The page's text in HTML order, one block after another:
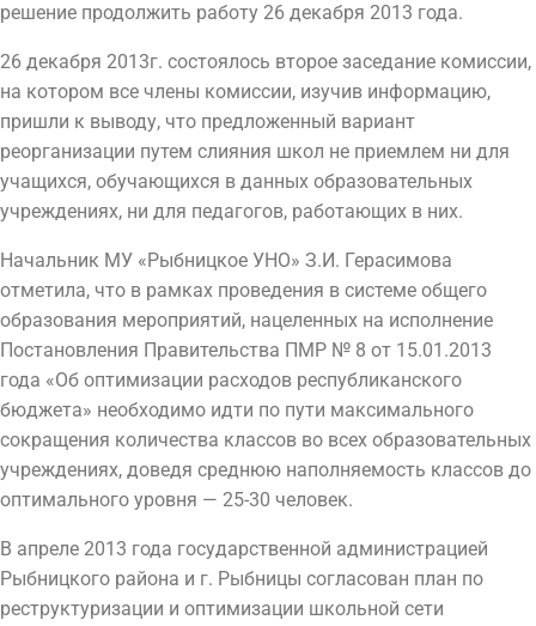
решение продолжить работу 26 декабря 2013 года.
26 декабря 2013г. состоялось второе заседание комиссии,
на котором все члены комиссии, изучив информацию,
пришли к выводу, что предложенный вариант
реорганизации путем слияния школ не приемлем ни для
учащихся, обучающихся в данных образовательных
учреждениях, ни для педагогов, работающих в них.
Начальник МУ «Рыбницкое УНО» З.И. Герасимова
отметила, что в рамках проведения в системе общего
образования мероприятий, нацеленных на исполнение
Постановления Правительства ПМР № 8 от 15.01.2013
года «Об оптимизации расходов республиканского
бюджета» необходимо идти по пути максимального
сокращения количества классов во всех образовательных
учреждениях, доведя среднюю наполняемость классов до
оптимального уровня — 25-30 человек.
В апреле 2013 года государственной администрацией
Рыбницкого района и г. Рыбницы согласован план по
реструктуризации и оптимизации школьной сети